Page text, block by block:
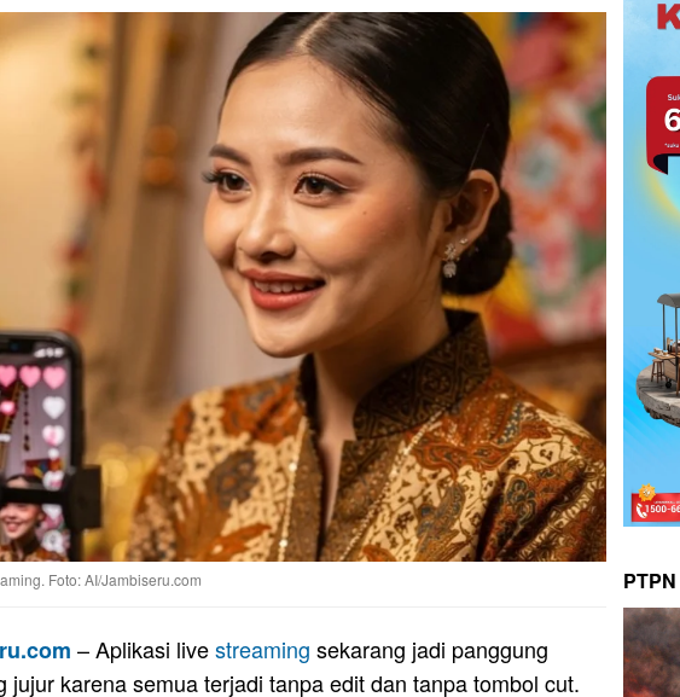
Foto: AI/Jambiseru.com
– Aplikasi livestreaming sekarang jadi panggung
jujur karena semua terjadi tanpa edit dan tanpa tombol cut.